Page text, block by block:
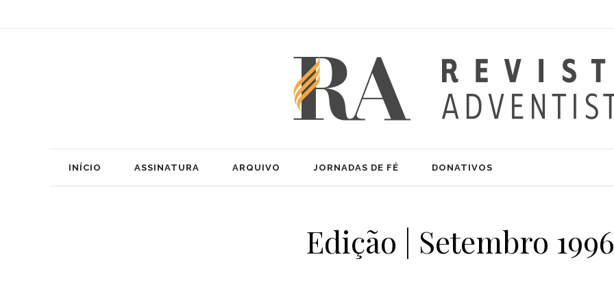
INÍCIO ASSINATURA ARQUIVO JORNADAS DE FÉ DONATIVOS
Edição | Setembro 1996